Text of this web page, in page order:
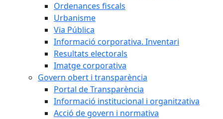
Ordenances fiscals
Urbanisme
Via Pública
Informació corporativa. Inventari
Resultats electorals
Imatge corporativa
Govern obert i transparència
Portal de Transparència
Informació institucional i organitzativa
Acció de govern i normativa